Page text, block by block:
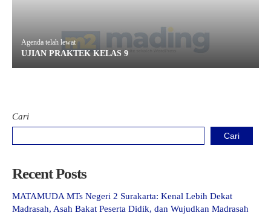
Agenda telah lewat
UJIAN PRAKTEK KELAS 9
Cari
Cari
Recent Posts
MATAMUDA MTs Negeri 2 Surakarta: Kenal Lebih Dekat
Madrasah, Asah Bakat Peserta Didik, dan Wujudkan Madrasah